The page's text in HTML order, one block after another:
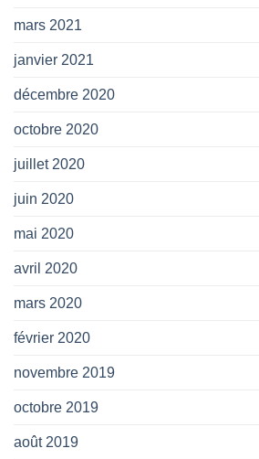
mars 2021
janvier 2021
décembre 2020
octobre 2020
juillet 2020
juin 2020
mai 2020
avril 2020
mars 2020
février 2020
novembre 2019
octobre 2019
août 2019